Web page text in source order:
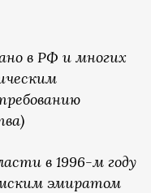
в РФ и многих
в 1996-м году
эмиратом